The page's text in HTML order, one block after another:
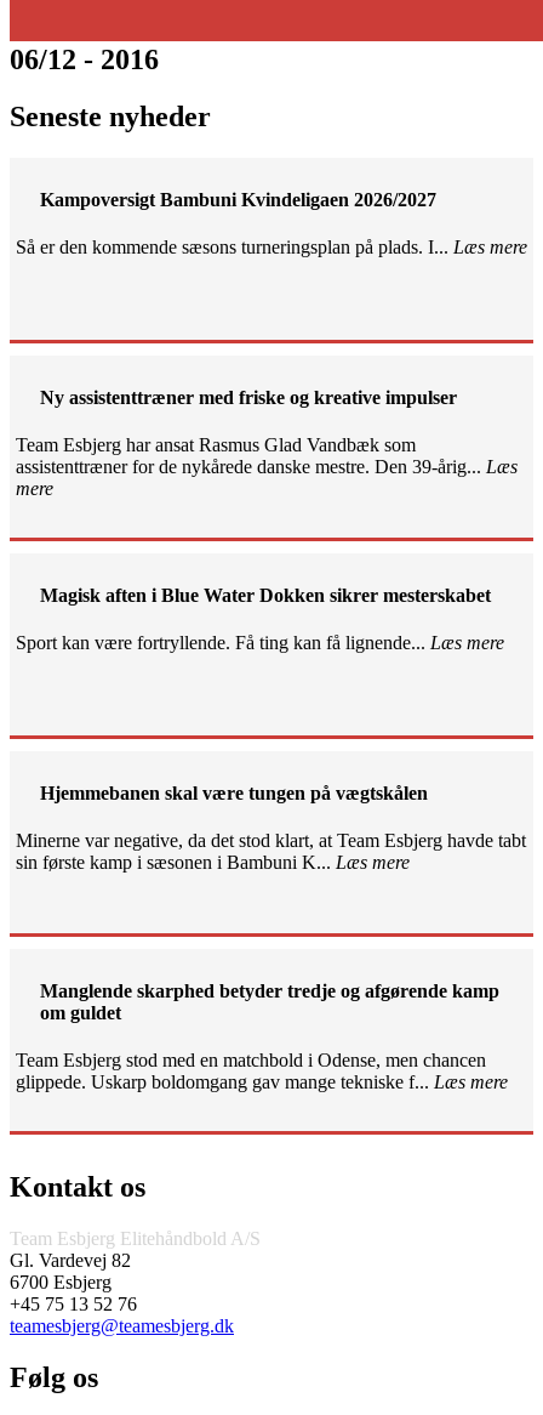
06/12 - 2016
Seneste nyheder
Kampoversigt Bambuni Kvindeligaen 2026/2027
Så er den kommende sæsons turneringsplan på plads. I... Læs mere
Ny assistenttræner med friske og kreative impulser
Team Esbjerg har ansat Rasmus Glad Vandbæk som
assistenttræner for de nykårede danske mestre. Den 39-årig... Læs
mere
Magisk aften i Blue Water Dokken sikrer mesterskabet
Sport kan være fortryllende. Få ting kan få lignende... Læs mere
Hjemmebanen skal være tungen på vægtskålen
Minerne var negative, da det stod klart, at Team Esbjerg havde tabt
sin første kamp i sæsonen i Bambuni K... Læs mere
Manglende skarphed betyder tredje og afgørende kamp
om guldet
Team Esbjerg stod med en matchbold i Odense, men chancen
glippede. Uskarp boldomgang gav mange tekniske f... Læs mere
Kontakt os
Team Esbjerg Elitehåndbold A/S
Gl. Vardevej 82
6700 Esbjerg
+45 75 13 52 76
teamesbjerg@teamesbjerg.dk
Følg os